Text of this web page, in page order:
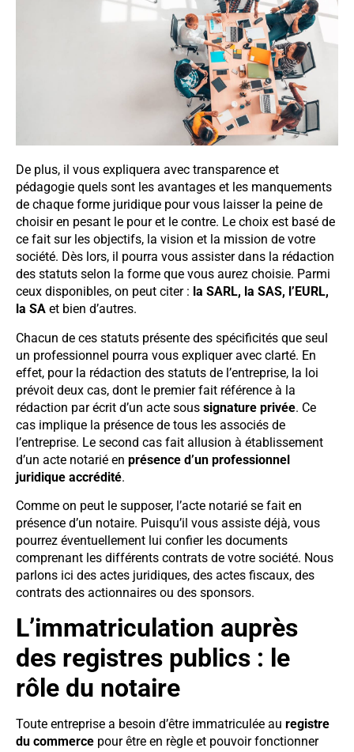
De plus, il vous expliquera avec transparence et
pédagogie quels sont les avantages et les manquements
de chaque forme juridique pour vous laisser la peine de
choisir en pesant le pour et le contre. Le choix est basé de
ce fait sur les objectifs, la vision et la mission de votre
société. Dès lors, il pourra vous assister dans la rédaction
des statuts selon la forme que vous aurez choisie. Parmi
ceux disponibles, on peut citer : la SARL, la SAS, l’EURL,
la SA et bien d’autres.
Chacun de ces statuts présente des spécificités que seul
un professionnel pourra vous expliquer avec clarté. En
effet, pour la rédaction des statuts de l’entreprise, la loi
prévoit deux cas, dont le premier fait référence à la
rédaction par écrit d’un acte sous signature privée. Ce
cas implique la présence de tous les associés de
l’entreprise. Le second cas fait allusion à établissement
d’un acte notarié en présence d’un professionnel
juridique accrédité.
Comme on peut le supposer, l’acte notarié se fait en
présence d’un notaire. Puisqu’il vous assiste déjà, vous
pourrez éventuellement lui confier les documents
comprenant les différents contrats de votre société. Nous
parlons ici des actes juridiques, des actes fiscaux, des
contrats des actionnaires ou des sponsors.
L’immatriculation auprès
des registres publics : le
rôle du notaire
Toute entreprise a besoin d’être immatriculée au registre
du commerce pour être en règle et pouvoir fonctionner